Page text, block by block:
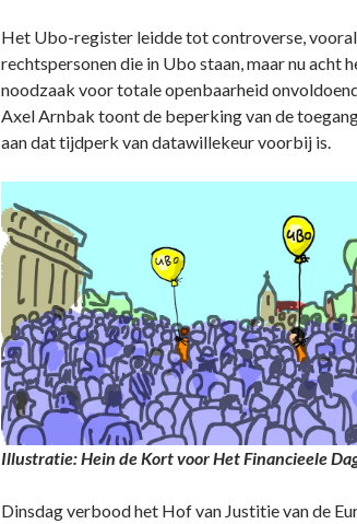
Het Ubo-register leidde tot controverse,
rechtspersonen die in Ubo staan, maar nu acht
noodzaak voor totale openbaarheid
Axel Arnbak toont de beperking van de
aan dat tijdperk van datawillekeur voorbij is.
Illustratie: Hein de Kort voor Het Financieele
Dinsdag verbood het Hof van Justitie van de